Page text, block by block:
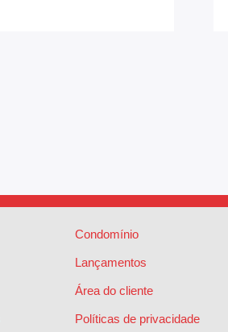
Condomínio
Lançamentos
Área do cliente
Políticas de privacidade